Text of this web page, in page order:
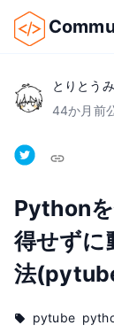
とりとうみ
44か月前
Python
得せずに
法
pytube